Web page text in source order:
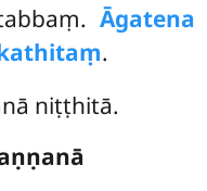
Āgatena
.
niṭṭhitā.